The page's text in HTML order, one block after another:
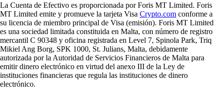
La Cuenta de Efectivo es proporcionada por Foris MT Limited. Foris
MT Limited emite y promueve la tarjeta Visa Crypto.com conforme a
su licencia de miembro principal de Visa (emisión). Foris MT Limited
es una sociedad limitada constituida en Malta, con número de registro
mercantil C 90348 y oficina registrada en Level 7, Spinola Park, Triq
Mikiel Ang Borg, SPK 1000, St. Julians, Malta, debidamente
autorizada por la Autoridad de Servicios Financieros de Malta para
emitir dinero electrónico en virtud del anexo III de la Ley de
instituciones financieras que regula las instituciones de dinero
electrónico.